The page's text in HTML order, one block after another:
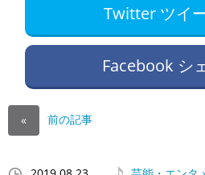
Twitter ツイ
Facebook シ
« 前の記事